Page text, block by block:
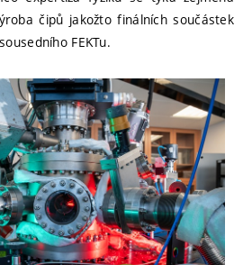
čipů jakožto finálních součástek
FEKTu.